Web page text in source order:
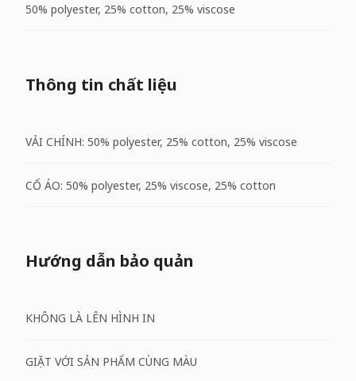
50% polyester, 25% cotton, 25% viscose
Thông tin chất liệu
VẢI CHÍNH: 50% polyester, 25% cotton, 25% viscose
CỔ ÁO: 50% polyester, 25% viscose, 25% cotton
Hướng dẫn bảo quản
KHÔNG LÀ LÊN HÌNH IN
GIẶT VỚI SẢN PHẨM CÙNG MÀU